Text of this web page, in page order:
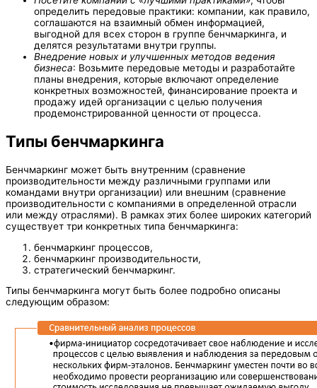
определить передовые практики: компании, как правило,
соглашаются на взаимный обмен информацией,
выгодной для всех сторон в группе бенчмаркинга, и
делятся результатами внутри группы.
Внедрение новых и улучшенных методов ведения
бизнеса: Возьмите передовые методы и разработайте
планы внедрения, которые включают определение
конкретных возможностей, финансирование проекта и
продажу идей организации с целью получения
продемонстрированной ценности от процесса.
Типы бенчмаркинга
Бенчмаркинг может быть внутренним (сравнение
производительности между различными группами или
командами внутри организации) или внешним (сравнение
производительности с компаниями в определенной отрасли
или между отраслями). В рамках этих более широких категорий
существует три конкретных типа бенчмаркинга:
бенчмаркинг процессов,
бенчмаркинг производительности,
стратегический бенчмаркинг.
Типы бенчмаркинга могут быть более подробно описаны
следующим образом: